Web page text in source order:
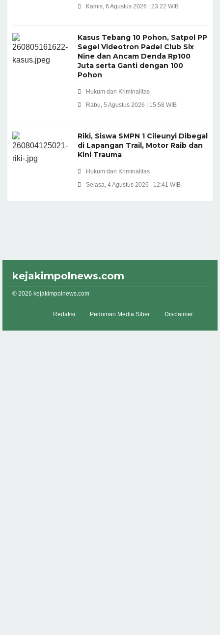
Kamis, 6 Agustus 2026 | 23:22 WIB
Kasus Tebang 10 Pohon, Satpol PP
Segel Videotron Padel Club Six
Nine dan Ancam Denda Rp100
Juta serta Ganti dengan 100
Pohon
Hukum dan Kriminalitas
Rabu, 5 Agustus 2026 | 15:58 WIB
Riki, Siswa SMPN 1 Cileunyi Dibegal
di Lapangan Trail, Motor Raib dan
Kini Trauma
Hukum dan Kriminalitas
Selasa, 4 Agustus 2026 | 12:41 WIB
kejakimpolnews.com
© 2026 kejakimpolnews.com
Redaksi Pedoman Media Siber Disclaimer